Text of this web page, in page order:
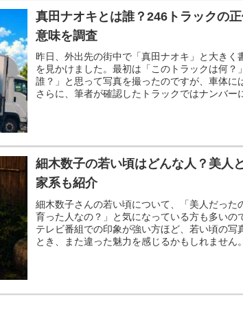
真田ナオキとは誰？246トラックの
意味を調査
昨日、外出先の街中で「真田ナオキ」と大きく
を見かけました。最初は「このトラックは何？
誰？」と思って写真を撮ったのですが、車体に
さらに、筆者が確認したトラックではナンバー
細木数子の若い頃はどんな人？美人
家系も紹介
細木数子さんの若い頃について、「美人だった
育った人なの？」と気になっている方も多いの
テレビ番組での印象が強い方ほど、若い頃の写
とき、また違った魅力を感じるかもしれません